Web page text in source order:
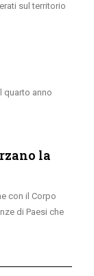
sul territorio
quarto anno
la
con il Corpo
di Paesi che